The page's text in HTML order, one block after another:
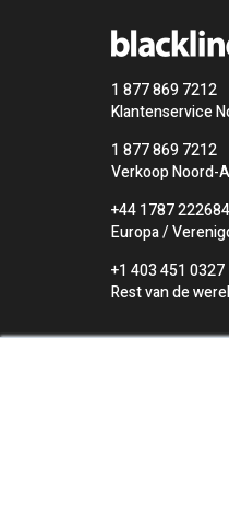
1 877 869 7212
Klantenservice
1 877 869 7212
Verkoop Noord-
+44 1787 222684
Europa /
+1 403 451 0327
Rest van de